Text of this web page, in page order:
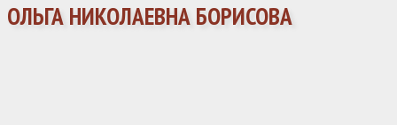
ОЛЬГА НИКОЛАЕВНА БОРИСОВА